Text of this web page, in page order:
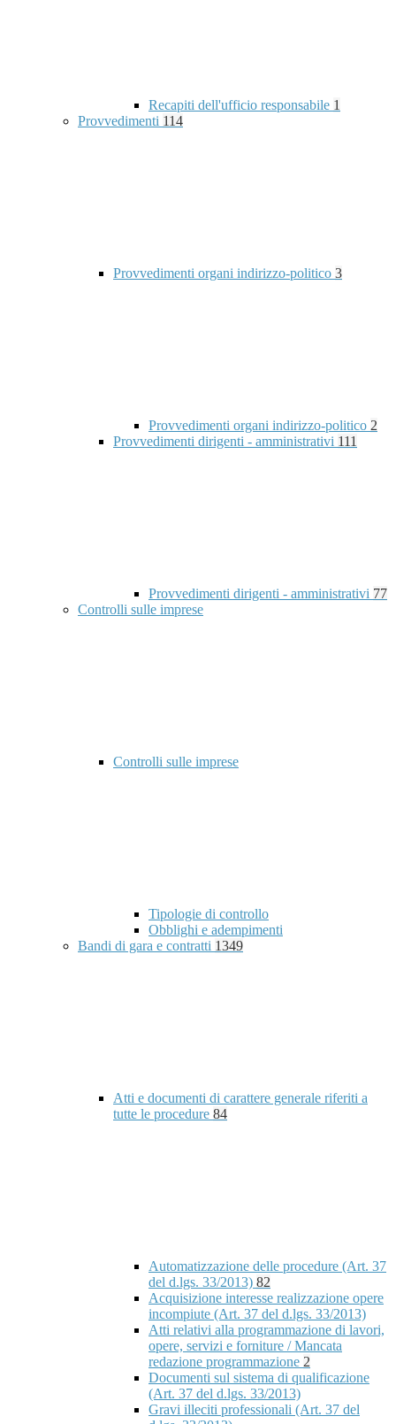
Recapiti dell'ufficio responsabile 1
Provvedimenti 114
Provvedimenti organi indirizzo-politico 3
Provvedimenti organi indirizzo-politico 2
Provvedimenti dirigenti - amministrativi 111
Provvedimenti dirigenti - amministrativi 77
Controlli sulle imprese
Controlli sulle imprese
Tipologie di controllo
Obblighi e adempimenti
Bandi di gara e contratti 1349
Atti e documenti di carattere generale riferiti a
tutte le procedure 84
Automatizzazione delle procedure (Art. 37
del d.lgs. 33/2013) 82
Acquisizione interesse realizzazione opere
incompiute (Art. 37 del d.lgs. 33/2013)
Atti relativi alla programmazione di lavori,
opere, servizi e forniture / Mancata
redazione programmazione 2
Documenti sul sistema di qualificazione
(Art. 37 del d.lgs. 33/2013)
Gravi illeciti professionali (Art. 37 del